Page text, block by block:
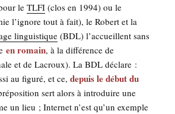
leTLFI (clos en 1994) ou le
l’ignore tout à fait), le Robert et la
lin­guis­tique (BDL) l’accueillent sans
en romain, à la dif­fé­rence de
et de Lacroux). La BDL déclare :
au figu­ré, et ce,depuis le début du
sert alors à intro­duire une
un lieu ; Inter­net n’est qu’un exemple